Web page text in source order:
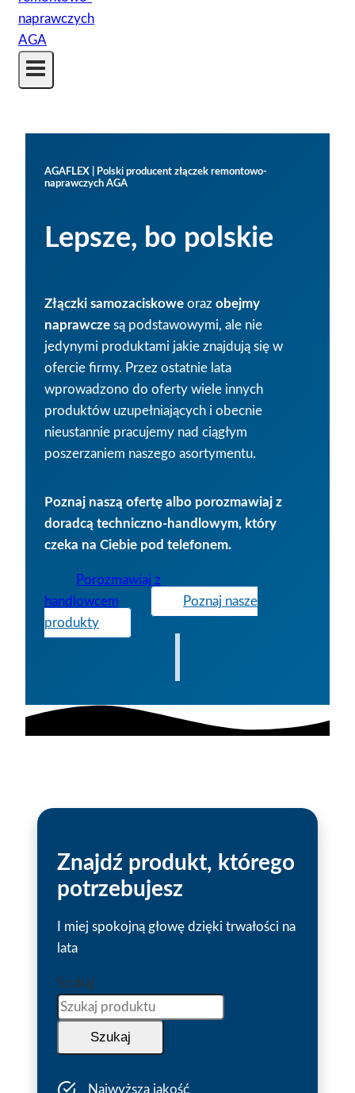
AGAFLEX | Polski producent złączek remontowo-
naprawczych AGA
Lepsze, bo polskie
Złączki samozaciskowe oraz obejmy
naprawcze są podstawowymi, ale nie
jedynymi produktami jakie znajdują się w
ofercie firmy. Przez ostatnie lata
wprowadzono do oferty wiele innych
produktów uzupełniających i obecnie
nieustannie pracujemy nad ciągłym
poszerzaniem naszego asortymentu.
Poznaj naszą ofertę albo porozmawiaj z
doradcą techniczno-handlowym, który
czeka na Ciebie pod telefonem.
Porozmawiaj z
handlowcem
Poznaj nasze
produkty
Znajdź produkt, którego
potrzebujesz
I miej spokojną głowę dzięki trwałości na
lata
Szukaj
Szukaj
Najwyższa jakość